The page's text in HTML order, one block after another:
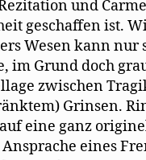
und
geschaffen ist.
Wesen kann nur
im Grund doch
zwischen
Grinsen.
eine ganz
eines